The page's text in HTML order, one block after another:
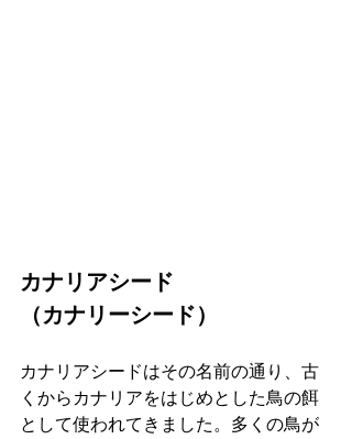
カナリアシード
（カナリーシード）
カナリアシードはその名前の通り、古
くからカナリアをはじめとした鳥の餌
として使われてきました。多くの鳥が